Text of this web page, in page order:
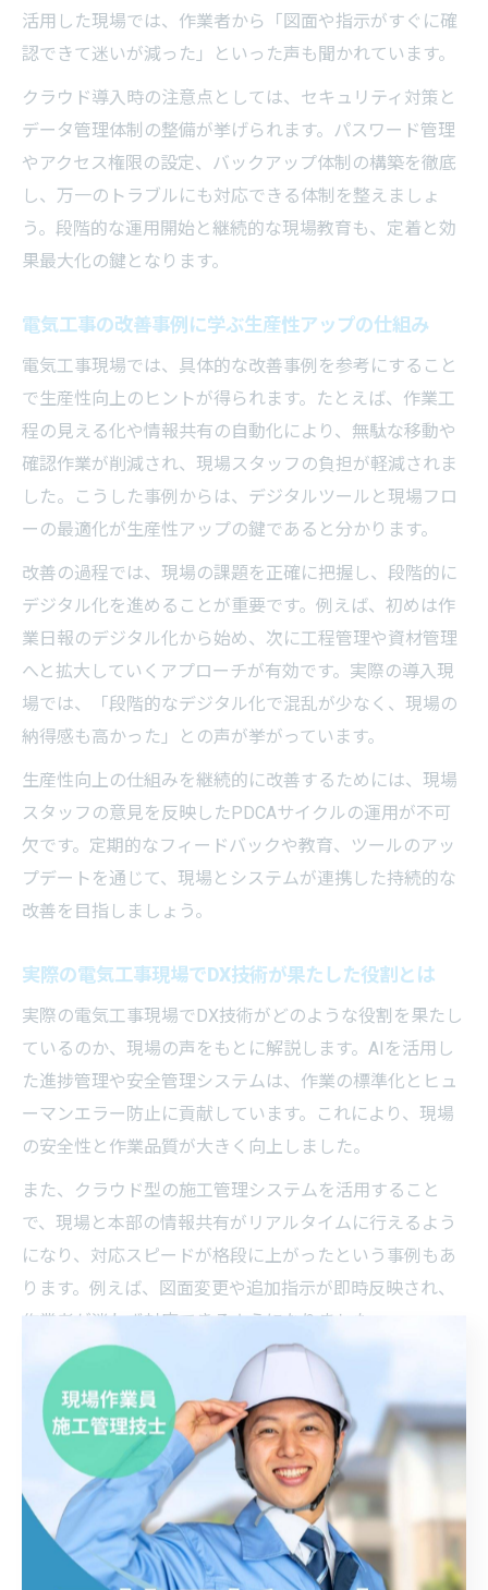
活用した現場では、作業者から「図面や指示がすぐに確
認できて迷いが減った」といった声も聞かれています。
クラウド導入時の注意点としては、セキュリティ対策と
データ管理体制の整備が挙げられます。パスワード管理
やアクセス権限の設定、バックアップ体制の構築を徹底
し、万一のトラブルにも対応できる体制を整えましょ
う。段階的な運用開始と継続的な現場教育も、定着と効
果最大化の鍵となります。
電気工事の改善事例に学ぶ生産性アップの仕組み
電気工事現場では、具体的な改善事例を参考にすること
で生産性向上のヒントが得られます。たとえば、作業工
程の見える化や情報共有の自動化により、無駄な移動や
確認作業が削減され、現場スタッフの負担が軽減されま
した。こうした事例からは、デジタルツールと現場フロ
ーの最適化が生産性アップの鍵であると分かります。
改善の過程では、現場の課題を正確に把握し、段階的に
デジタル化を進めることが重要です。例えば、初めは作
業日報のデジタル化から始め、次に工程管理や資材管理
へと拡大していくアプローチが有効です。実際の導入現
場では、「段階的なデジタル化で混乱が少なく、現場の
納得感も高かった」との声が挙がっています。
生産性向上の仕組みを継続的に改善するためには、現場
スタッフの意見を反映したPDCAサイクルの運用が不可
欠です。定期的なフィードバックや教育、ツールのアッ
プデートを通じて、現場とシステムが連携した持続的な
改善を目指しましょう。
実際の電気工事現場でDX技術が果たした役割とは
実際の電気工事現場でDX技術がどのような役割を果たし
ているのか、現場の声をもとに解説します。AIを活用し
た進捗管理や安全管理システムは、作業の標準化とヒュ
ーマンエラー防止に貢献しています。これにより、現場
の安全性と作業品質が大きく向上しました。
また、クラウド型の施工管理システムを活用すること
で、現場と本部の情報共有がリアルタイムに行えるよう
になり、対応スピードが格段に上がったという事例もあ
ります。例えば、図面変更や追加指示が即時反映され、
作業者が迷わず対応できるようになりました。
一方で、導入初期には操作方法やシステムへの抵抗感が
課題となることもあります。そのため、現場ごとに教育
プログラムを設計し、実際の業務フローに合わせた段階
的な導入を行うことで、ストレスなく現場に定着させる
工夫が求められます。
電気工事現場の課題を解決したDX導入の実例紹介